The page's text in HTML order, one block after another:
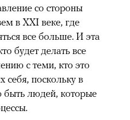
со стороны
в XXI веке, где
все больше. И эта
будет делать все
с теми, кто это
себя, поскольку в
людей, которые